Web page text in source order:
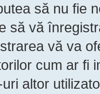
să nu fie
să vă
vă va
cum ar fi
uri altor